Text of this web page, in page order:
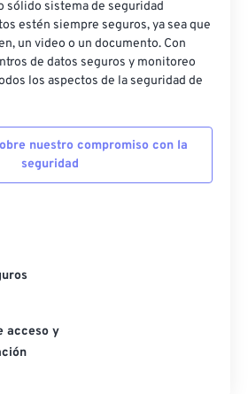
sólido sistema de seguridad
estén siempre seguros, ya sea que
un video o un documento. Con
de datos seguros y monitoreo
los aspectos de la seguridad de
nuestro compromiso con la
seguridad
acceso y